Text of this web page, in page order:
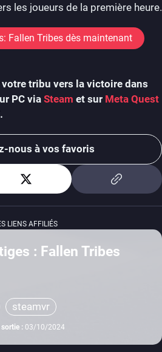
les joueurs de la première heure.
Fallen Tribes dès maintenant
tribu vers la victoire dans
PC viaSteam et sur Meta Quest
nous à vos favoris
LIENS AFFILIÉS
: Fallen Tribes
steamvr
sortie : 03/10/2024